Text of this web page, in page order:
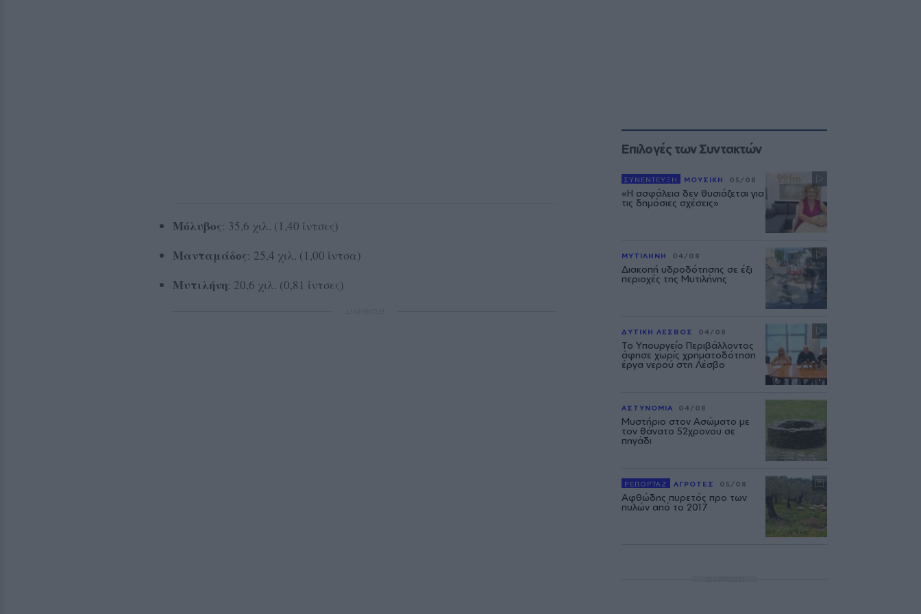
Μόλυβος: 35,6 χιλ. (1,40 ίντσες)
Μανταμάδος: 25,4 χιλ. (1,00 ίντσα)
Μυτιλήνη: 20,6 χιλ. (0,81 ίντσες)
Επιλογές των Συντακτών
ΣΥΝΕΝΤΕΥΞΗ ΜΟΥΣΙΚΗ 05/08
«Η ασφάλεια δεν θυσιάζεται για
τις δημόσιες σχέσεις»
ΜΥΤΙΛΗΝΗ 04/08
Διακοπή υδροδότησης σε έξι
περιοχές της Μυτιλήνης
ΔΥΤΙΚΗ ΛΕΣΒΟΣ 04/08
Το Υπουργείο Περιβάλλοντος
άφησε χωρίς χρηματοδότηση
έργα νερού στη Λέσβο
ΑΣΤΥΝΟΜΙΑ 04/08
Μυστήριο στον Ασώματο με
τον θάνατο 52χρονου σε
πηγάδι
ΡΕΠΟΡΤΑΖ ΑΓΡΟΤΕΣ 05/08
Αφθώδης πυρετός προ των
πυλών από το 2017